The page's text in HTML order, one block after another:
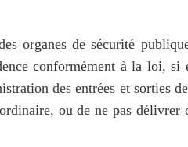
organes de sécurité
conformément à la loi, si
des entrées et sorties
ou de ne pas délivrer